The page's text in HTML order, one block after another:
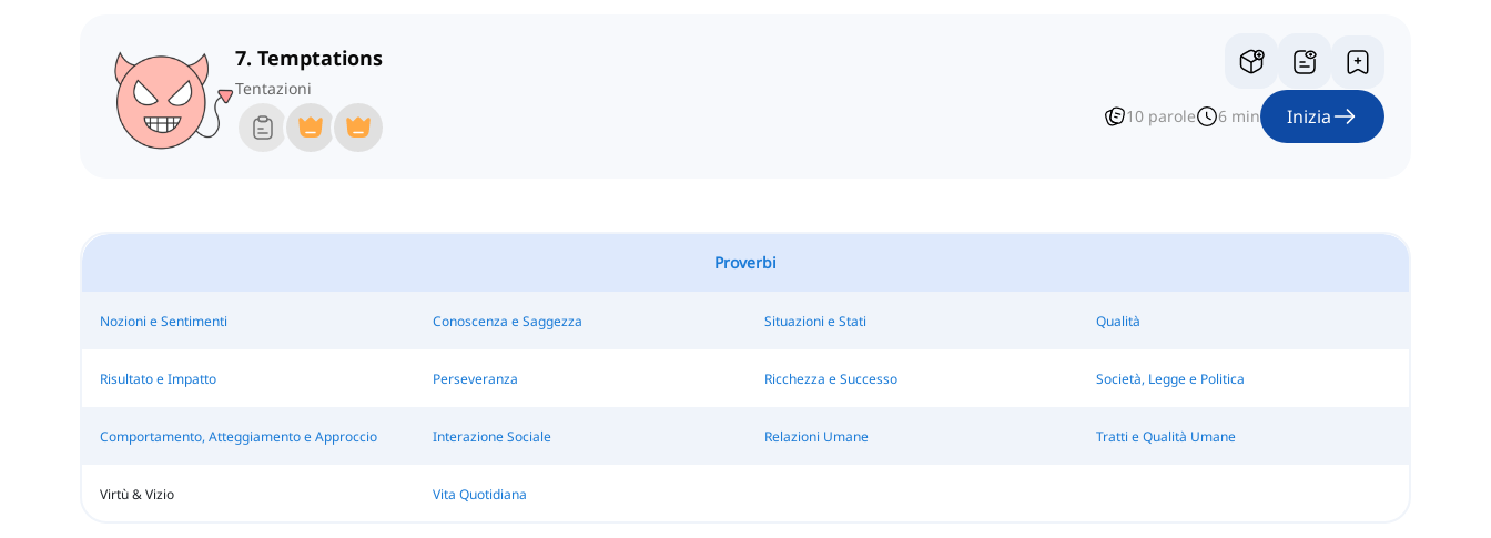
7. Temptations
Tentazioni
10 parole 6 min Inizia
Proverbi
Nozioni e Sentimenti Conoscenza e Saggezza Situazioni e Stati Qualità
Risultato e Impatto Perseveranza Ricchezza e Successo Società, Legge e Politica
Comportamento, Atteggiamento e Approccio Interazione Sociale Relazioni Umane Tratti e Qualità Umane
Virtù & Vizio Vita Quotidiana